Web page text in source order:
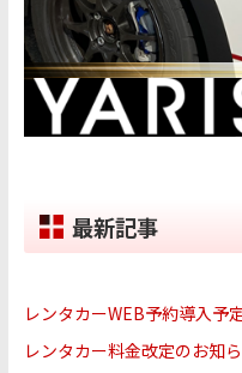
最新記事
レンタカーWEB予約導入予
レンタカー料金改定のお知